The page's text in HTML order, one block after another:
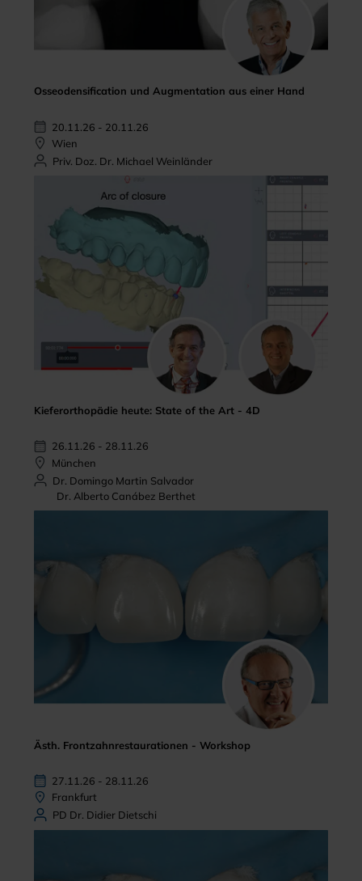
Osseodensification und Augmentation aus einer Hand
20.11.26 - 20.11.26
Wien
Priv. Doz. Dr. Michael Weinländer
Kieferorthopädie heute: State of the Art - 4D
26.11.26 - 28.11.26
München
Dr. Domingo Martin Salvador
Dr. Alberto Canábez Berthet
Ästh. Frontzahnrestaurationen - Workshop
27.11.26 - 28.11.26
Frankfurt
PD Dr. Didier Dietschi